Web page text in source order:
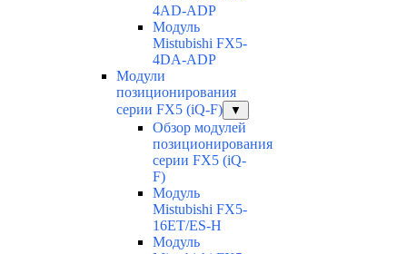
4AD-ADP
Модуль
Mistubishi FX5-
4DA-ADP
Модули
позиционирования
серии FX5 (iQ-F)
▼
Обзор модулей
позиционирования
серии FX5 (iQ-
F)
Модуль
Mistubishi FX5-
16ET/ES-H
Модуль